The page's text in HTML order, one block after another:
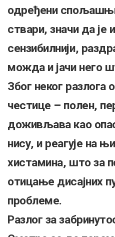
одређени
ствари, значи да
сензибилнији,
можда и јачи него
Због неког разлога
честице – полен,
доживљава као
нису, и реагује на
хистамина, што за
отицање дисајних
проблеме.
Разлог за